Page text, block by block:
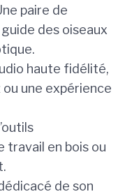
paire de
des oiseaux
haute fidélité,
une expérience
travail en bois ou
de son